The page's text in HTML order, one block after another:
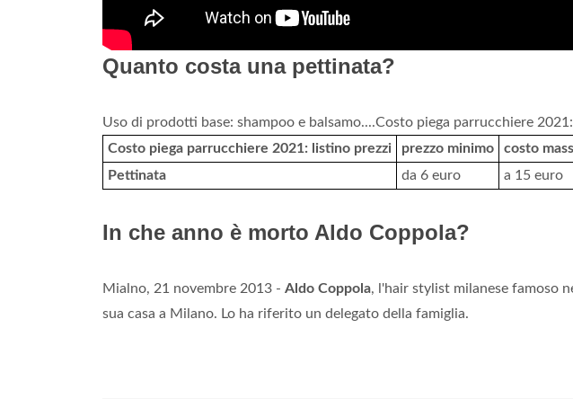
Quanto costa una pettinata?
Uso di prodotti base: shampoo e balsamo....Costo piega parrucchiere
Costo piega parrucchiere 2021: listino prezzi
prezzo minimo
costo
Pettinata
da 6 euro a 15 euro
In che anno è morto Aldo Coppola?
Mialno, 21 novembre 2013 - Aldo Coppola, l'hair stylist milanese famoso
sua casa a Milano. Lo ha riferito un delegato della famiglia.